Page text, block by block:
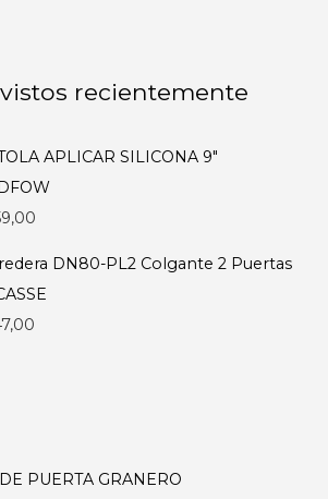
recientemente
APLICAR SILICONA 9"
DN80-PL2 Colgante 2 Puertas
PUERTA GRANERO